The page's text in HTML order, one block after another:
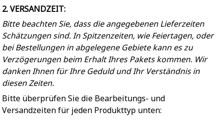
2. VERSANDZEIT:
Bitte beachten Sie, dass die angegebenen Lieferzeiten
Schätzungen sind. In Spitzenzeiten, wie Feiertagen, oder
bei Bestellungen in abgelegene Gebiete kann es zu
Verzögerungen beim Erhalt Ihres Pakets kommen. Wir
danken Ihnen für Ihre Geduld und Ihr Verständnis in
diesen Zeiten.
Bitte überprüfen Sie die Bearbeitungs- und
Versandzeiten für jeden Produkttyp unten: